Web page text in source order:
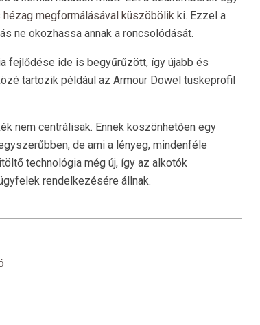
megformálásával küszöbölik ki. Ezzel a
ne okozhassa annak a roncsolódását.
fejlődése ide is begyűrűzött, így újabb és
tartozik például az Armour Dowel tüskeprofil
nem centrálisak. Ennek köszönhetően egy
de ami a lényeg, mindenféle
technológia még új, így az alkotók
rendelkezésére állnak.